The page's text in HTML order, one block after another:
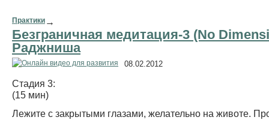
Практики →
Безграничная медитация-3 (No
Раджниша
08.02.2012
Стадия 3:
(15 мин)
Лежите с закрытыми глазами, желательно на животе.